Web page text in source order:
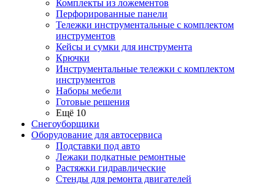
Комплекты из ложементов
Перфорированные панели
Тележки инструментальные с комплектом
инструментов
Кейсы и сумки для инструмента
Крючки
Инструментальные тележки с комплектом
инструментов
Наборы мебели
Готовые решения
Ещё 10
Снегоуборщики
Оборудование для автосервиса
Подставки под авто
Лежаки подкатные ремонтные
Растяжки гидравлические
Стенды для ремонта двигателей